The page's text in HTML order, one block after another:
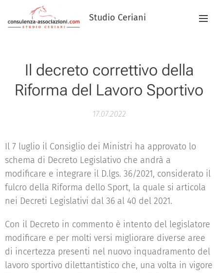
Studio Ceriani
Il decreto correttivo della
Riforma del Lavoro Sportivo
17.07.2022
Il 7 luglio il Consiglio dei Ministri ha approvato lo
schema di Decreto Legislativo che andrà a
modificare e integrare il D.lgs. 36/2021, considerato il
fulcro della Riforma dello Sport, la quale si articola
nei Decreti Legislativi dal 36 al 40 del 2021.
Con il Decreto in commento è intento del legislatore
modificare e per molti versi migliorare diverse aree
di incertezza presenti nel nuovo inquadramento del
lavoro sportivo dilettantistico che, una volta in vigore